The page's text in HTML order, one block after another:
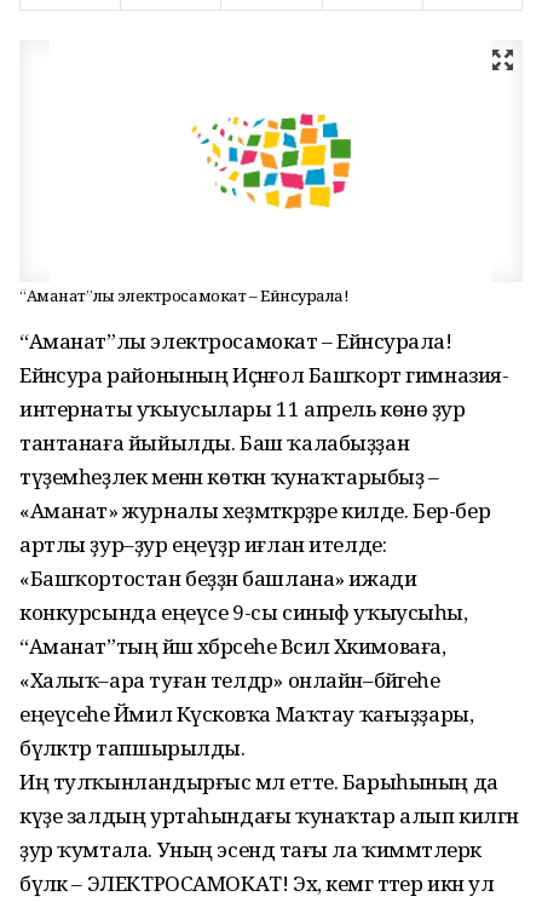
“Аманат”лы электросамокат – Ейәнсурала!
“Аманат”лы электросамокат – Ейәнсурала!
Ейәнсура районының Иҫәнғол Башҡорт гимназия-
интернаты уҡыусылары 11 апрель көнө ҙур
тантанаға йыйылды. Баш ҡалабыҙҙан
түҙемһеҙлек менән көткән ҡунаҡтарыбыҙ –
«Аманат» журналы хеҙмәткәрҙәре килде. Бер-бер
артлы ҙур–ҙур еңеүҙәр иғлан ителде:
«Башҡортостан беҙҙән башлана» ижади
конкурсында еңеүсе 9-сы синыф уҡыусыһы,
“Аманат”тың йәш хәбәрсеһе Вәсилә Хәкимоваға,
«Халыҡ–ара туған телдәр» онлайн–бәйгеһе
еңеүсеһе Йәмил Күсәковҡа Маҡтау ҡағыҙҙары,
бүләктәр тапшырылды.
Иң тулҡынландырғыс мәл етте. Барыһының да
күҙе залдың уртаһындағы ҡунаҡтар алып килгән
ҙур ҡумтала. Уның эсендә тағы ла ҡиммәтлерәк
бүләк – ЭЛЕКТРОСАМОКАТ! Эх, кемгә тәтер икән ул